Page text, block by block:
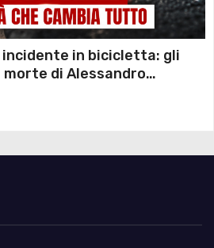
in bicicletta: gli
di Alessandro